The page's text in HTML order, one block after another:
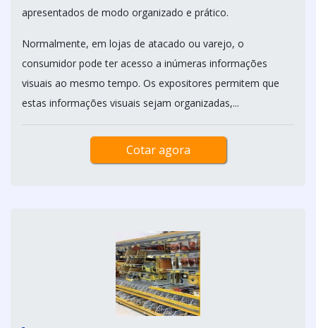
apresentados de modo organizado e prático.
Normalmente, em lojas de atacado ou varejo, o
consumidor pode ter acesso a inúmeras informações
visuais ao mesmo tempo. Os expositores permitem que
estas informações visuais sejam organizadas,...
Cotar agora